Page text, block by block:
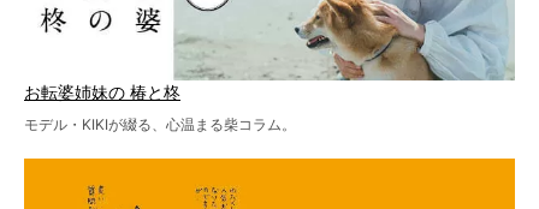
お転婆姉妹の 椿と柊
モデル・KIKIが綴る、心温まる柴コラム。